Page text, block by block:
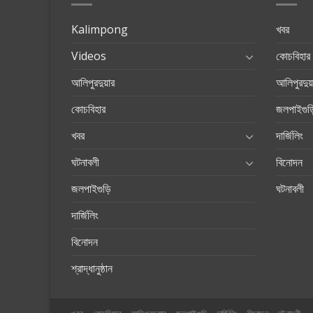
Kalimpong
Videos
আলিপুরদুয়ার
কোচবিহার
খবর
ঘটনাবলী
জলপাইগুড়ি
দার্জিলিং
বিনোদন
শ্রাদ্ধানুষ্ঠান
খবর
কোচবিহার
দার্জিলিং
বিনোদন
ঘটনাবলী